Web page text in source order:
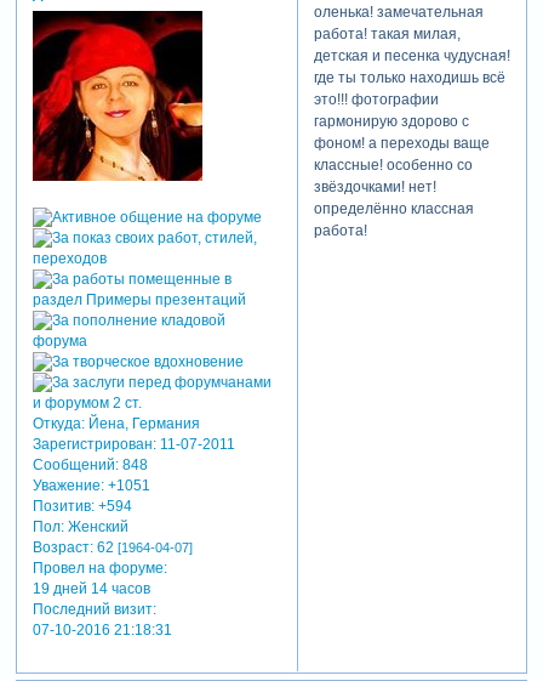
Откуда:Йена, Германия
Зарегистрирован: 11-07-2011
Сообщений:848
Уважение: +1051
Позитив: +594
Пол:Женский
Возраст:62 [1964-04-07]
Провел на форуме:
19 дней 14 часов
Последний визит:
07-10-2016 21:18:31
оленька! замечательная
работа! такая милая,
детская и песенка чудусная!
где ты только находишь всё
это!!! фотографии
гармонирую здорово с
фоном! а переходы ваще
классные! особенно со
звёздочками! нет!
определённо классная
работа!